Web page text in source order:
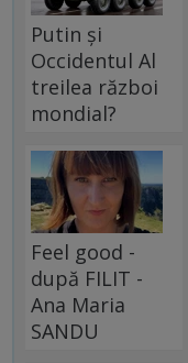
Putin și
Occidentul Al
treilea război
mondial?
Feel good -
după FILIT -
Ana Maria
SANDU